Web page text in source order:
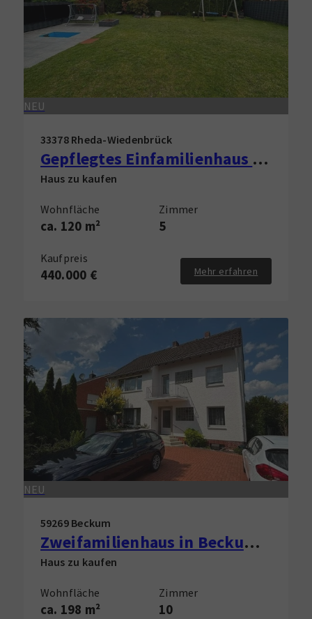
NEU
33378 Rheda-Wiedenbrück
Gepflegtes Einfamilienhaus in Rheda-Wiedenbrück zu verkaufen!
Haus zu kaufen
Wohnfläche
ca. 120 m²
Zimmer
5
Kaufpreis
440.000 € Mehr erfahren
NEU
59269 Beckum
Zweifamilienhaus in Beckum zu verkaufen!
Haus zu kaufen
Wohnfläche
ca. 198 m²
Zimmer
10